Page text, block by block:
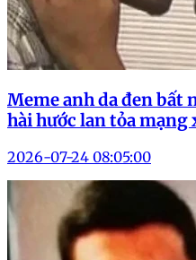
Meme anh da đen bất
hài hước lan tỏa mạng
2026-07-24 08:05:00